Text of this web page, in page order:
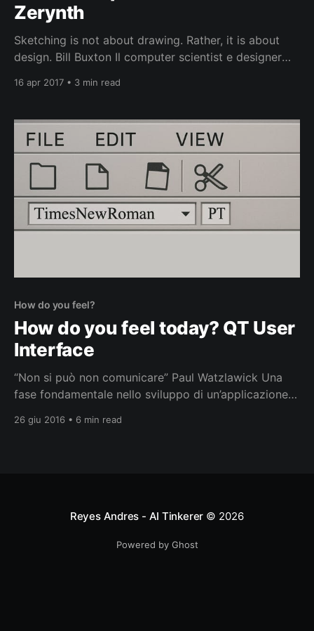
Zerynth
Sketching is not about drawing. Rather, it is about
design. Bill Buxton Il computer scientist e designer
non è una questione di saper disegnare come
dallo Sketch Aver avuto la matita come
16 apr 2017 • 3 min read
How do you feel?
How do you feel today? QT User
Interface
“Non si può non comunicare” Paul Watzlawick Una
fase fondamentale nello sviluppo di un’applicazione è
come ci ricorda l’user experience designer Everett N.
26 giu 2016 • 6 min read
Reyes Andres - AI Tinkerer © 2026
Powered by Ghost